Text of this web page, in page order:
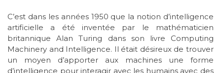
C’est dans les années 1950 que la notion d’intelligence
artificielle a été inventée par le mathématicien
britannique Alan Turing dans son livre Computing
Machinery and Intelligence. Il était désireux de trouver
un moyen d’apporter aux machines une forme
d’intelligence pour interagir avec les humains avec des